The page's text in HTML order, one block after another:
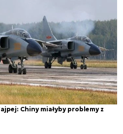
Chiny miałyby problemy z